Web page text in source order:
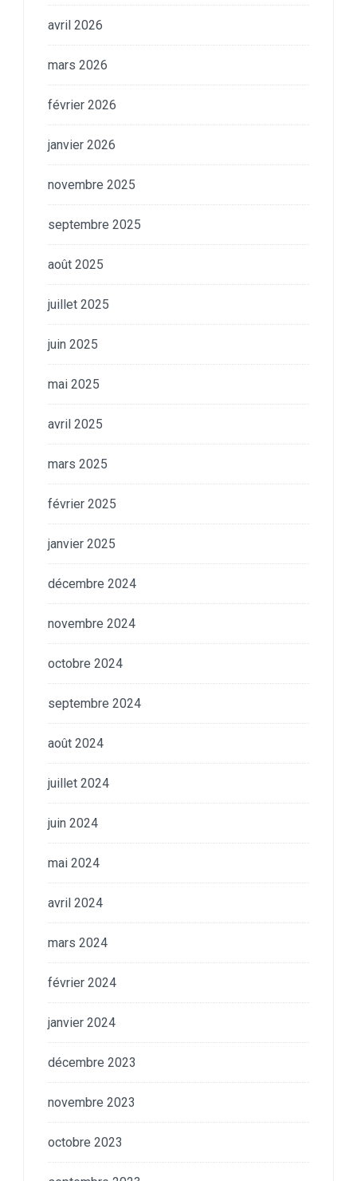
avril 2026
mars 2026
février 2026
janvier 2026
novembre 2025
septembre 2025
août 2025
juillet 2025
juin 2025
mai 2025
avril 2025
mars 2025
février 2025
janvier 2025
décembre 2024
novembre 2024
octobre 2024
septembre 2024
août 2024
juillet 2024
juin 2024
mai 2024
avril 2024
mars 2024
février 2024
janvier 2024
décembre 2023
novembre 2023
octobre 2023